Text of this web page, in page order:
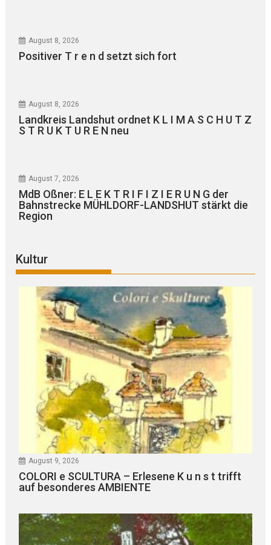
August 8, 2026
Positiver T r e n d setzt sich fort
August 8, 2026
Landkreis Landshut ordnet K L I M A S C H U T Z
S T R U K T U R E N neu
August 7, 2026
MdB Oßner: E L E K T R I F I Z I E R U N G der
Bahnstrecke MÜHLDORF-LANDSHUT stärkt die
Region
Kultur
August 9, 2026
COLORI e SCULTURA – Erlesene K u n s t trifft
auf besonderes AMBIENTE